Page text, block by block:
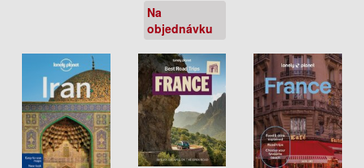
Na
objednávku